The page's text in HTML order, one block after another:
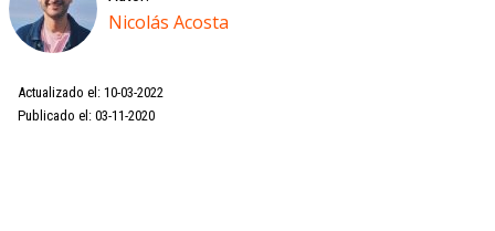
Nicolás Acosta
Actualizado el: 10-03-2022
Publicado el: 03-11-2020